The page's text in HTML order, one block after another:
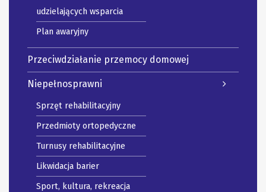
udzielających wsparcia
Plan awaryjny
Przeciwdziałanie przemocy domowej
Niepełnosprawni
Sprzęt rehabilitacyjny
Przedmioty ortopedyczne
Turnusy rehabilitacyjne
Likwidacja barier
Sport, kultura, rekreacja